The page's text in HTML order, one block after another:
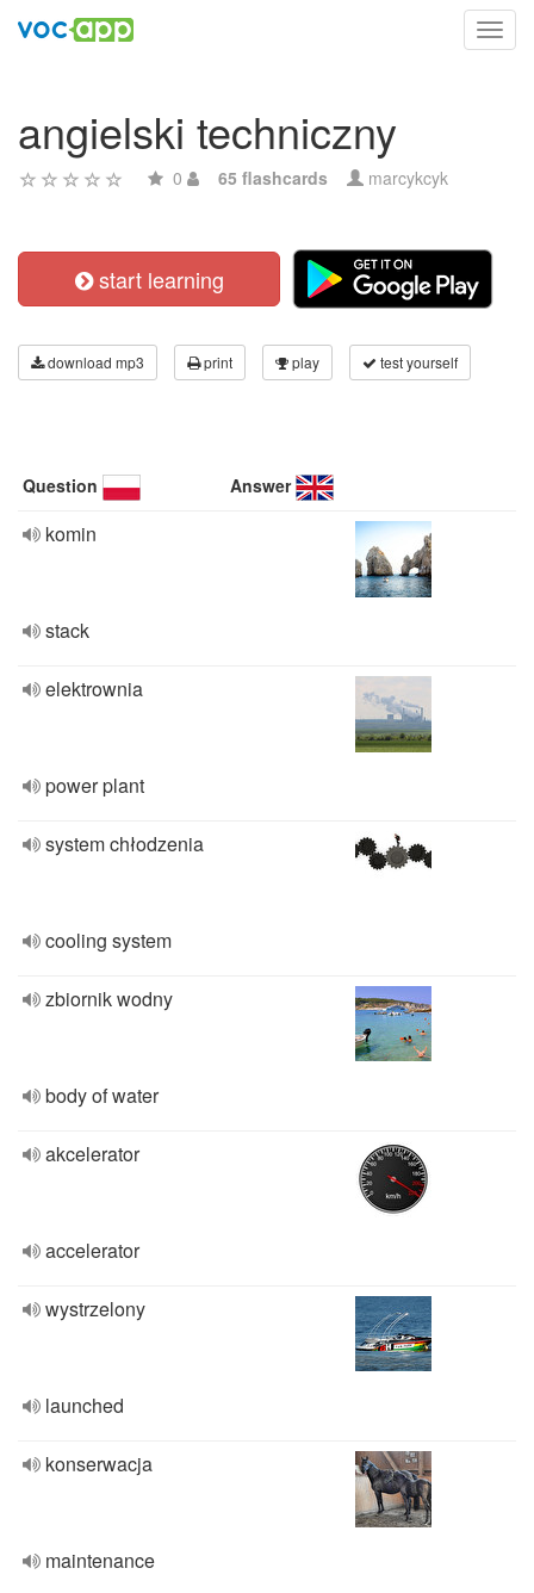
angielski techniczny
0 65 flashcards marcykcyk
start learning
download mp3 print play test yourself
Question Answer
komin
stack
elektrownia
power plant
system chłodzenia
cooling system
zbiornik wodny
body of water
akcelerator
accelerator
wystrzelony
launched
konserwacja
maintenance